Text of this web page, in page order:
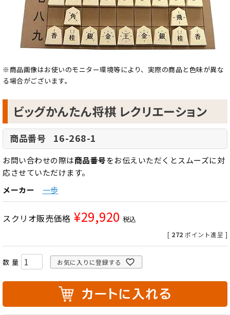
※商品画像はお使いのモニター環境等により、実際の商品と色味が異な
る場合がございます。
ビッグかんたん将棋 レクリエーション
商品番号 16-268-1
お問い合わせの際は商品番号をお伝えいただくとスムーズに対
応させていただけます。
メーカー
一歩
スクリオ販売価格 ¥29,920 税込
[ 272 ポイント進呈 ]
お気に入りに登録する